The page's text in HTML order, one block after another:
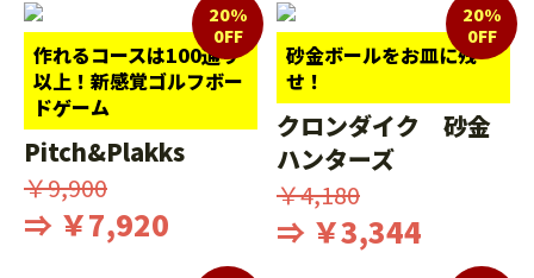
作れるコースは100通り
以上！新感覚ゴルフボー
ドゲーム
20%
0FF
Pitch&Plakks
￥9,900
⇒ ￥7,920
砂金ボールをお皿に残
せ！
20%
0FF
クロンダイク 砂金
ハンターズ
￥4,180
⇒ ￥3,344